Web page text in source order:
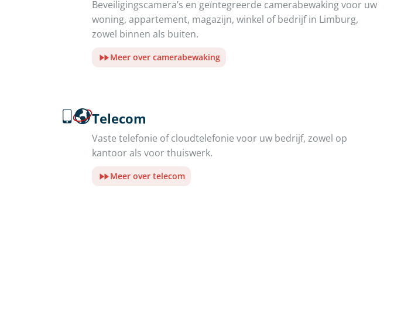
Beveiligingscamera’s en geïntegreerde camerabewaking voor uw
woning, appartement, magazijn, winkel of bedrijf in Limburg,
zowel binnen als buiten.
Meer over camerabewaking
Telecom
Vaste telefonie of cloudtelefonie voor uw bedrijf, zowel op
kantoor als voor thuiswerk.
Meer over telecom